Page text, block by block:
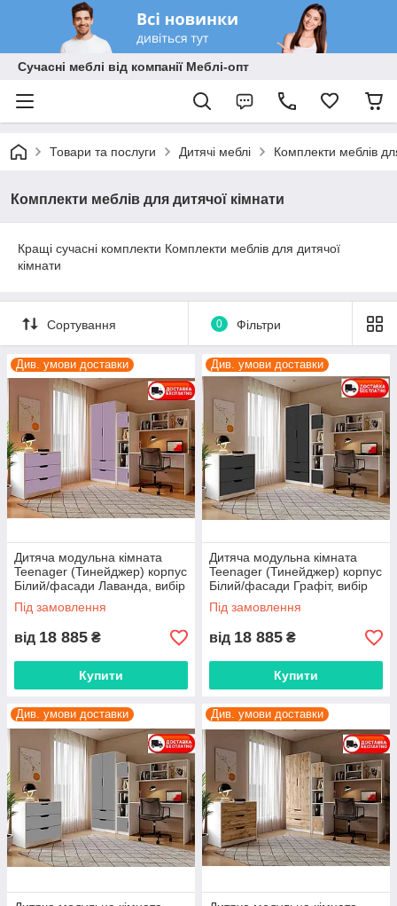
Сучасні меблі від компанії Меблі-опт
Товари та послуги Дитячі меблі Комплекти меблів
Комплекти меблів для дитячої кімнати
Кращі сучасні комплекти Комплекти меблів для дитячої
кімнати
Сортування 0 Фільтри
Див. умови доставки
Дитяча модульна кімната
Teenager (Тинейджер) корпус
Білий/фасади Лаванда, вибір
кольору корпусу та фасадів
Під замовлення
від 18 885 ₴
Купити
Див. умови доставки
Дитяча модульна кімната
Teenager (Тинейджер) корпус
Білий/фасади Графіт, вибір
кольору корпусу та фасадів
Під замовлення
від 18 885 ₴
Купити
Див. умови доставки Див. умови доставки